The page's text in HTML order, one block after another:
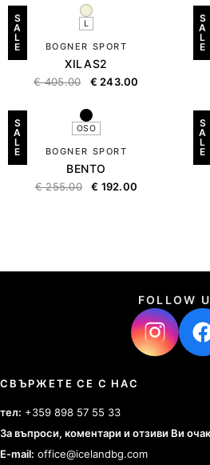
S
A
L
E
L
BOGNER SPORT
XILAS2
€405.00 € 243.00
S
A
L
E
S
A
L
E
OSO
BOGNER SPORT
BENTO
€255.00 € 192.00
S
A
L
E
FOLLOW
СВЪРЖЕТЕ СЕ С НАС
тел: +359 898 57 55 33
За въпроси, коментари и отзиви Ви
E-mail: office@icelandbg.com